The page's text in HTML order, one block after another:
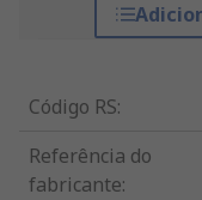
Código RS:
Referência do
fabricante: